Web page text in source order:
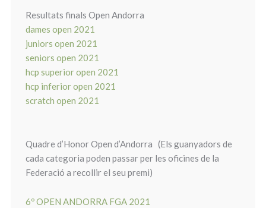
Resultats finals Open Andorra
dames open 2021
juniors open 2021
seniors open 2021
hcp superior open 2021
hcp inferior open 2021
scratch open 2021
Quadre d’Honor Open d’Andorra (Els guanyadors de
cada categoria poden passar per les oficines de la
Federació a recollir el seu premi)
6º OPEN ANDORRA FGA 2021